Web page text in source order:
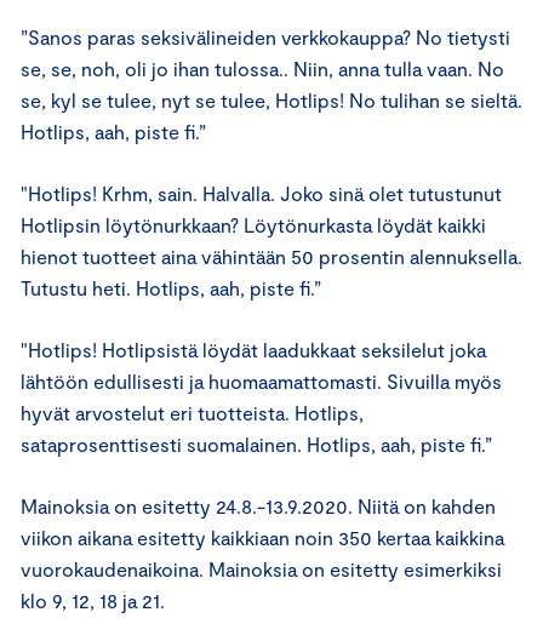
”Sanos paras seksivälineiden verkkokauppa? No tietysti
se, se, noh, oli jo ihan tulossa.. Niin, anna tulla vaan. No
se, kyl se tulee, nyt se tulee, Hotlips! No tulihan se sieltä.
Hotlips, aah, piste fi.”
"Hotlips! Krhm, sain. Halvalla. Joko sinä olet tutustunut
Hotlipsin löytönurkkaan? Löytönurkasta löydät kaikki
hienot tuotteet aina vähintään 50 prosentin alennuksella.
Tutustu heti. Hotlips, aah, piste fi.”
"Hotlips! Hotlipsistä löydät laadukkaat seksilelut joka
lähtöön edullisesti ja huomaamattomasti. Sivuilla myös
hyvät arvostelut eri tuotteista. Hotlips,
sataprosenttisesti suomalainen. Hotlips, aah, piste fi.”
Mainoksia on esitetty 24.8.-13.9.2020. Niitä on kahden
viikon aikana esitetty kaikkiaan noin 350 kertaa kaikkina
vuorokaudenaikoina. Mainoksia on esitetty esimerkiksi
klo 9, 12, 18 ja 21.